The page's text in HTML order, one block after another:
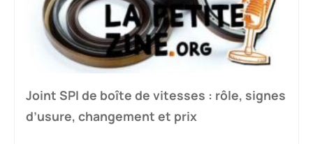
Joint SPI de boîte de vitesses : rôle, signes
d’usure, changement et prix